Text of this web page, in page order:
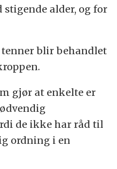
alder, og for
blir behandlet
gjør at enkelte er
de ikke har råd til
ordning i en